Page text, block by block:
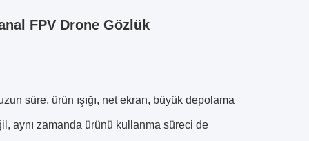
FPV Drone Gözlük
süre, ürün ışığı, net ekran, büyük depolama
aynı zamanda ürünü kullanma süreci de